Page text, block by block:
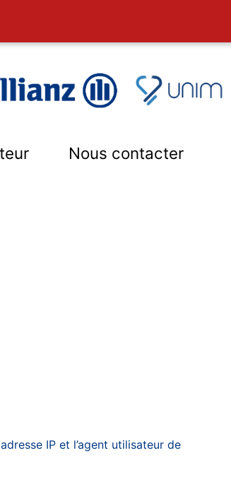
Nous contacter
IP et l’agent utilisateur de